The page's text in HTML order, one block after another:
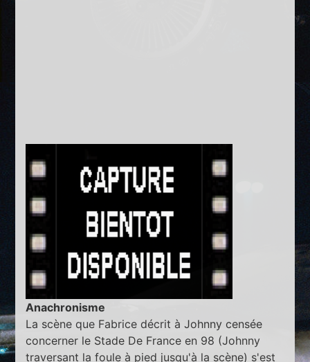
Anachronisme
La scène que Fabrice décrit à Johnny censée
concerner le Stade De France en 98 (Johnny
traversant la foule à pied jusqu'à la scène) s'est